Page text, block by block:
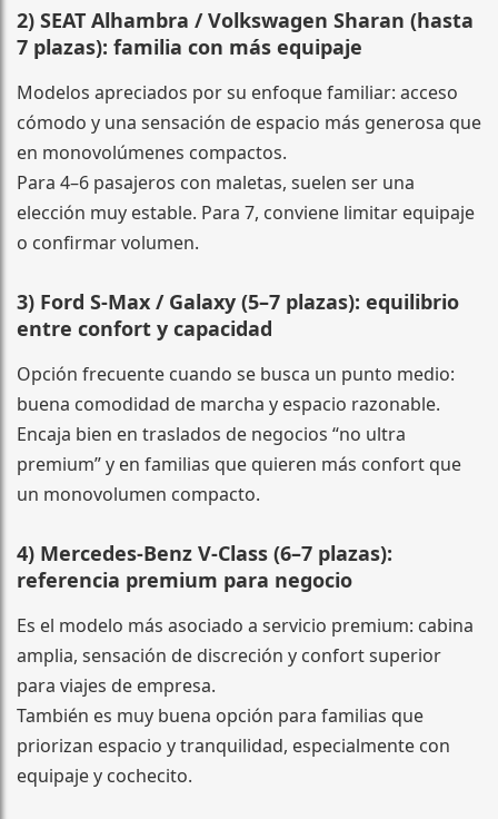
2) SEAT Alhambra / Volkswagen Sharan (hasta
7 plazas): familia con más equipaje
Modelos apreciados por su enfoque familiar: acceso
cómodo y una sensación de espacio más generosa que
en monovolúmenes compactos.
Para 4–6 pasajeros con maletas, suelen ser una
elección muy estable. Para 7, conviene limitar equipaje
o confirmar volumen.
3) Ford S-Max / Galaxy (5–7 plazas): equilibrio
entre confort y capacidad
Opción frecuente cuando se busca un punto medio:
buena comodidad de marcha y espacio razonable.
Encaja bien en traslados de negocios “no ultra
premium” y en familias que quieren más confort que
un monovolumen compacto.
4) Mercedes-Benz V-Class (6–7 plazas):
referencia premium para negocio
Es el modelo más asociado a servicio premium: cabina
amplia, sensación de discreción y confort superior
para viajes de empresa.
También es muy buena opción para familias que
priorizan espacio y tranquilidad, especialmente con
equipaje y cochecito.